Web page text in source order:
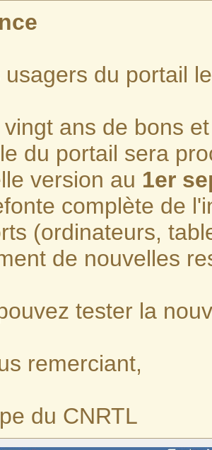
usagers du portail
ans de bons
du portail sera
version au 1er
complète de
(ordinateurs,
de nouvelles
tester la
remerciant,
du CNRTL